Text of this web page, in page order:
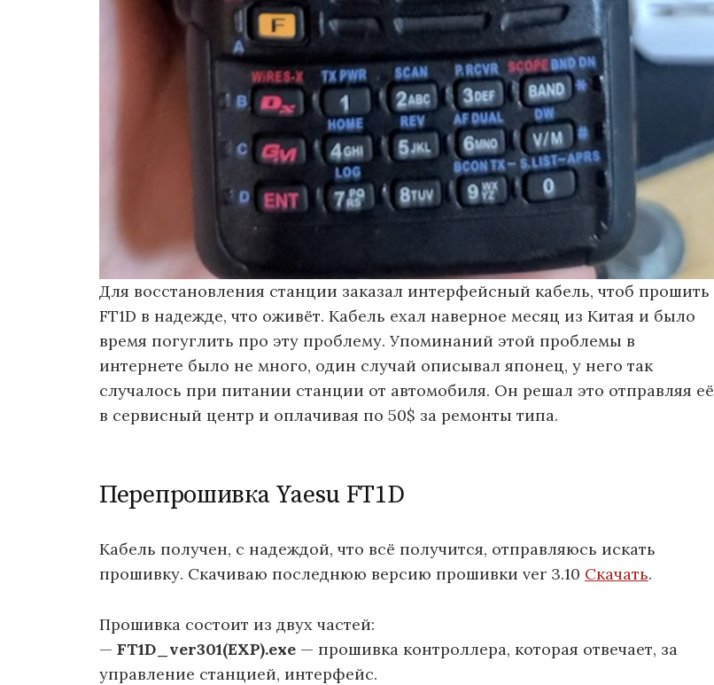
Для восстановления станции заказал интерфейсный кабель, чтоб прошить
FT1D в надежде, что оживёт. Кабель ехал наверное месяц из Китая и было
время погуглить про эту проблему. Упоминаний этой проблемы в
интернете было не много, один случай описывал японец, у него так
случалось при питании станции от автомобиля. Он решал это отправляя её
в сервисный центр и оплачивая по 50$ за ремонты типа.
Перепрошивка Yaesu FT1D
Кабель получен, с надеждой, что всё получится, отправляюсь искать
прошивку. Скачиваю последнюю версию прошивки ver 3.10 Скачать.
Прошивка состоит из двух частей:
— FT1D_ver301(EXP).exe — прошивка контроллера, которая отвечает, за
управление станцией, интерфейс.